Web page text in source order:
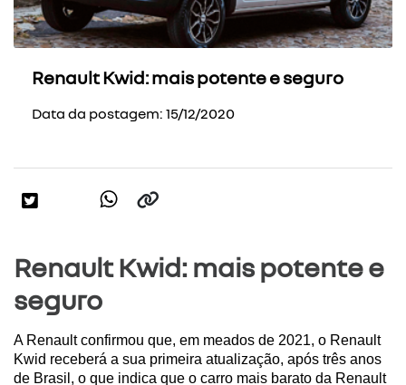
Renault Kwid: mais potente e seguro
Data da postagem: 15/12/2020
Renault Kwid: mais potente e
seguro
A Renault confirmou que, em meados de 2021, o Renault
Kwid receberá a sua primeira atualização, após três anos
de Brasil, o que indica que o carro mais barato da Renault